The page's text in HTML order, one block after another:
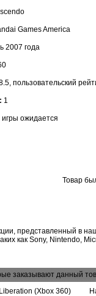
Games America
2007 года
пользовательский
1
ожидается
Товар
представленный в
как Sony, Nintendo,
заказывают данный
(Xbox 360)